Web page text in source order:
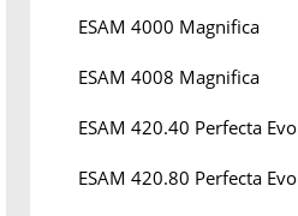
ESAM 4000 Magnifica
ESAM 4008 Magnifica
ESAM 420.40 Perfecta Evo
ESAM 420.80 Perfecta Evo